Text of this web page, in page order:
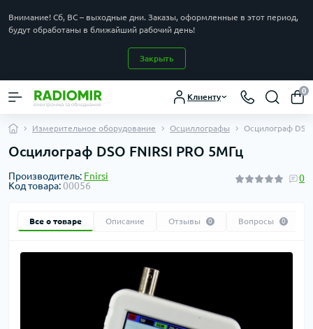
Внимание! Сб, ВС – выходные дни. Заказы, оформленные в этот период,
будут обработаны в ближайший рабочий день!
Закрыть
Клиенту
0
Измерительное оборудование Осциллографы Осцилограф DSO
Осцилограф DSO FNIRSI PRO 5МГц
Производитель: Fnirsi
Код товара:00056
0
Все о товаре Описание Отзывы 0 Вопросы 0